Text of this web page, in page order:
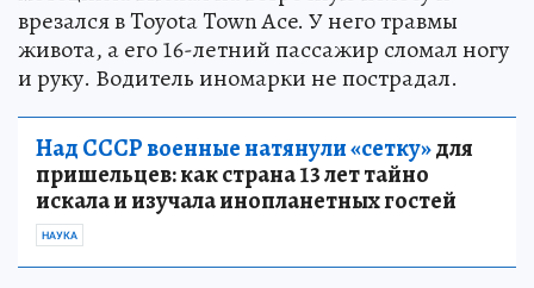
врезался в Toyota Town Ace. У него травмы
живота, а его 16-летний пассажир сломал ногу
и руку. Водитель иномарки не пострадал.
Над СССР военные натянули «сетку»для
пришельцев: как страна 13 лет тайно
искала и изучала инопланетных гостей
НАУКА